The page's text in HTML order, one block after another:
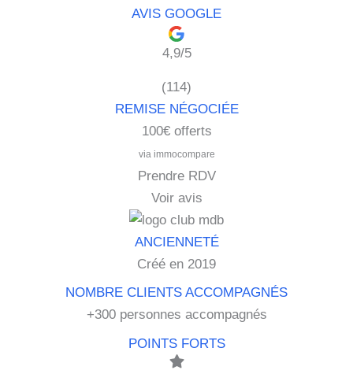
4,9/5
(114)
100€ offerts
via immocompare
Prendre RDV
Voir avis
Créé en 2019
+300 personnes accompagnés